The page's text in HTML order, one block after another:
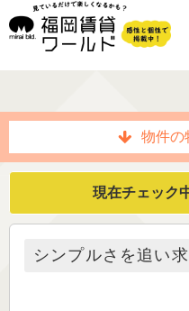
物件の
現在チェック
シンプルさを追い